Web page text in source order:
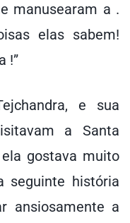
manusearam a .
elas sabem!
!”
e sua
a Santa
gostava muito
seguinte história
ansiosamente a